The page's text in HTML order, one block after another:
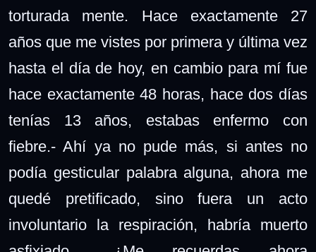
torturada mente. Hace exactamente 27
años que me vistes por primera y última vez
hasta el día de hoy, en cambio para mí fue
hace exactamente 48 horas, hace dos días
tenías 13 años, estabas enfermo con
fiebre.- Ahí ya no pude más, si antes no
podía gesticular palabra alguna, ahora me
quedé pretificado, sino fuera un acto
involuntario la respiración, habría muerto